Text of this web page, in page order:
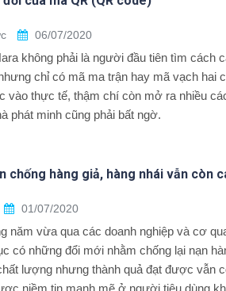
06/07/2020
không phải là người đầu tiên tìm cách
chỉ có mã ma trận hay mã vạch hai
vào thực tế, thậm chí còn mở ra nhiều
phát minh cũng phải bất ngờ.
chống hàng giả, hàng nhái vẫn còn
01/07/2020
năm vừa qua các doanh nghiệp và cơ
có những đổi mới nhằm chống lại nạn
lượng nhưng thành quả đạt được vẫn